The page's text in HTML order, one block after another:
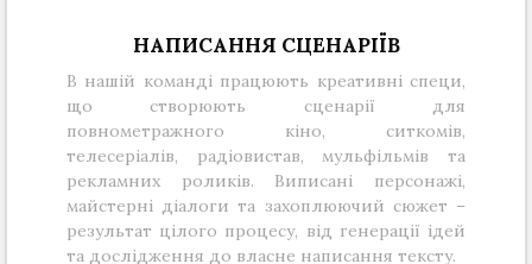
НАПИСАННЯ СЦЕНАРІЇВ
В нашій команді працюють креативні специ,
що створюють сценарії для
повнометражного кіно, ситкомів,
телесеріалів, радіовистав, мульфільмів та
рекламних роликів. Виписані персонажі,
майстерні діалоги та захоплюючий сюжет –
результат цілого процесу, від генерації ідей
та дослідження до власне написання тексту.